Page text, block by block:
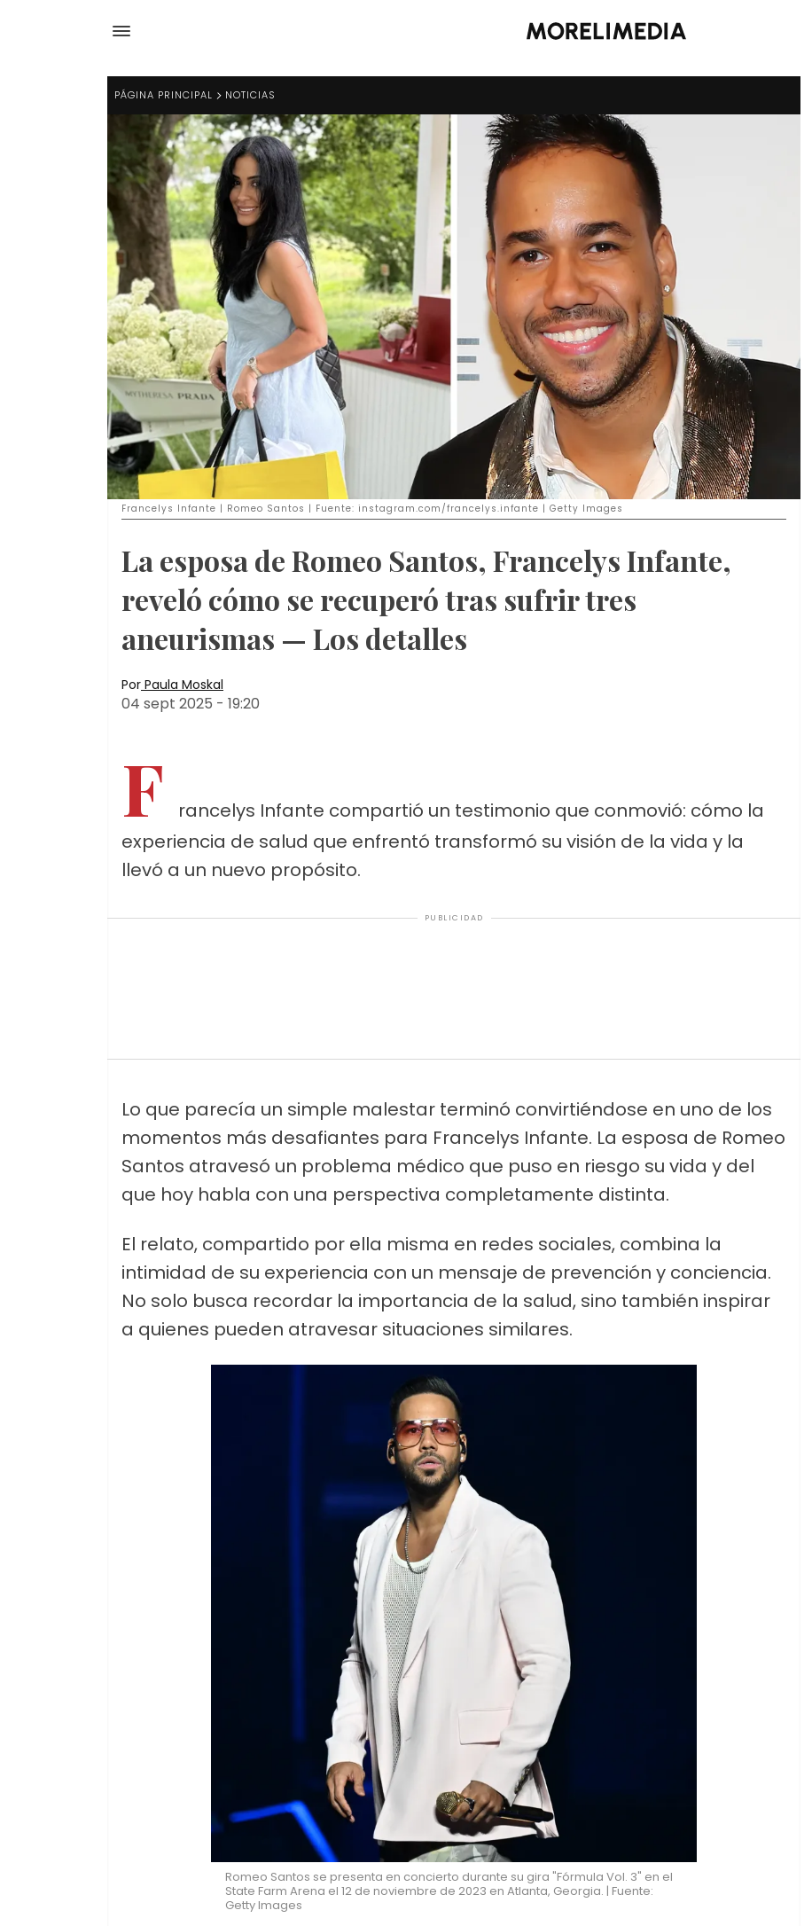
PÁGINA PRINCIPAL NOTICIAS
Francelys Infante | Romeo Santos | Fuente: instagram.com/francelys.infante | Getty Images
La esposa de Romeo Santos, Francelys Infante,
reveló cómo se recuperó tras sufrir tres
aneurismas — Los detalles
Por Paula Moskal
04 sept 2025 - 19:20
F
rancelys Infante compartió un testimonio que conmovió: cómo la
experiencia de salud que enfrentó transformó su visión de la vida y la
llevó a un nuevo propósito.
PUBLICIDAD
Lo que parecía un simple malestar terminó convirtiéndose en uno de los
momentos más desafiantes para Francelys Infante. La esposa de Romeo
Santos atravesó un problema médico que puso en riesgo su vida y del
que hoy habla con una perspectiva completamente distinta.
El relato, compartido por ella misma en redes sociales, combina la
intimidad de su experiencia con un mensaje de prevención y conciencia.
No solo busca recordar la importancia de la salud, sino también inspirar
a quienes pueden atravesar situaciones similares.
Romeo Santos se presenta en concierto durante su gira "Fórmula Vol. 3" en el
State Farm Arena el 12 de noviembre de 2023 en Atlanta, Georgia. | Fuente:
Getty Images